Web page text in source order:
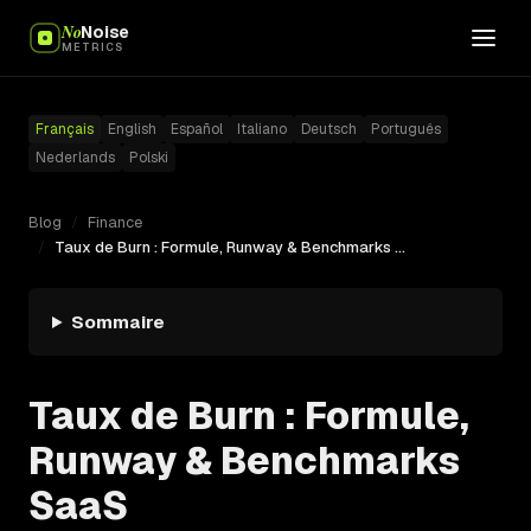
NoNoise
METRICS
Français English Español Italiano Deutsch
Português
Nederlands
Polski
Blog / Finance
/
Taux de Burn : Formule, Runway & Benchmarks SaaS
Sommaire
Taux de Burn : Formule,
Runway & Benchmarks
SaaS